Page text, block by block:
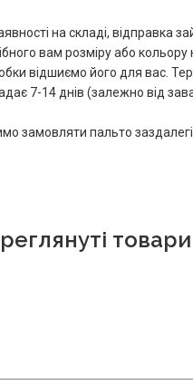
на складі, відправка
вам розміру або кольору
відшиємо його для вас.
7-14 днів (залежно від
замовляти пальто
товари